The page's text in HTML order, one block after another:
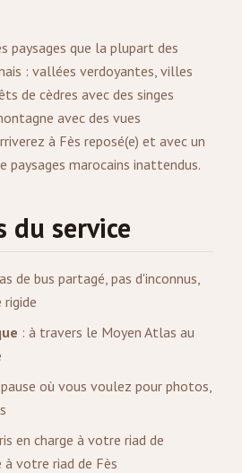
paysages que la plupart des
: vallées verdoyantes, villes
de cèdres avec des singes
avec des vues
à Fès reposé(e) et avec un
paysages marocains inattendus.
du service
de bus partagé, pas d'inconnus,
rigide
: à travers le Moyen Atlas au
pause où vous voulez pour photos,
en charge à votre riad de
à votre riad de Fès